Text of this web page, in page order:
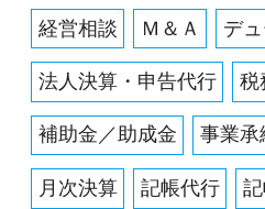
経営相談 Ｍ＆Ａ デ
法人決算・申告代行 税
補助金／助成金 事業承
月次決算 記帳代行